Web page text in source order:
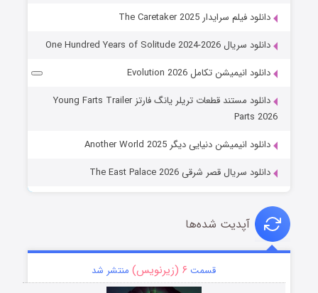
دانلود فیلم سرایدار The Caretaker 2025
دانلود سریال One Hundred Years of Solitude 2024-2026
دانلود انیمیشن تکامل Evolution 2026
دانلود مستند قطعات تریلر یانگ فارتز Young Farts Trailer
Parts 2026
دانلود انیمیشن دنیایی دیگر Another World 2025
دانلود سریال قصر شرقی The East Palace 2026
آپدیت شده‌ها
قسمت ۶ (زیرنویس) منتشر شد